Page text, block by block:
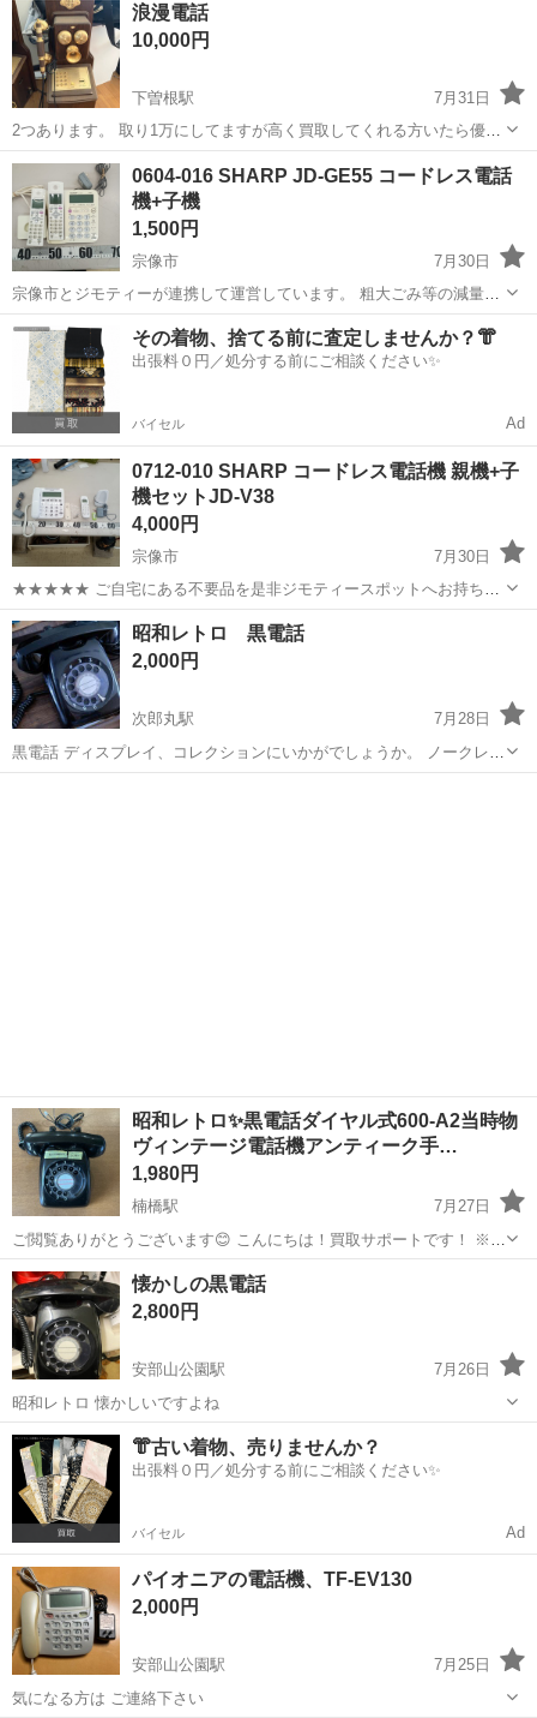
浪漫電話
10,000円
下曽根駅
7月31日
2つあります。 取り1万にしてますが高く買取してくれる方いたら優先
します🙇‍♂️よろしくお願いします🙇‍♀️
福岡 北九州市
0604-016 SHARP JD-GE55 コードレス電話
機+子機
1,500円
宗像市
7月30日
宗像市とジモティーが連携して運営しています。 粗⼤ごみ等の減量を
⽬的に未だ使えるものをリユースしています。 【サイズ】 詳細は現地
でご確認ください 【状態】 ・使用に伴う多少のスレ、キズ、落としき
れ...
福岡 宗像市 電話、ＦＡＸ リユース
その着物、捨てる前に査定しませんか？👘
出張料０円／処分する前にご相談ください✨
バイセル Ad
0712-010 SHARP コードレス電話機 親機+子
機セットJD-V38
4,000円
宗像市
7月30日
★★★★★ ご自宅にある不要品を是非ジモティースポットへお持ち込
みしませんか？ 家電、趣味・スポーツ・レジャー用品、こども用品、
衣料服飾品、生活雑貨、家具、本、CD・DVDなどが無料でまとめて持
ち込めます！ ※詳細はこ...
福岡 宗像市 電話、ＦＡＸ コードレス電話
昭和レトロ 黒電話
2,000円
次郎丸駅
7月28日
黒電話 ディスプレイ、コレクションにいかがでしょうか。 ノークレー
ム・ノーリターンでお願いいたします。 他にもいろいろ出品しており
昭和レトロ✨黒電話ダイヤル式600-A2当時物
ヴィンテージ電話機アンティーク手…
1,980円
楠橋駅
7月27日
ご閲覧ありがとうございます😊 こんにちは！買取サポートです！ ※プ
ロフィールは必ずご一読下さいませ。 黒電話 ￥1,980-(税込) ＊動作未
福岡 北九州市 楠橋駅 電話、ＦＡＸ
懐かしの黒電話
2,800円
安部山公園駅
7月26日
昭和レトロ 懐かしいですよね
福岡 北九州市 安部山公園駅 電話、ＦＡＸ
👘古い着物、売りませんか？
出張料０円／処分する前にご相談ください✨
バイセル Ad
パイオニアの電話機、TF-EV130
2,000円
安部山公園駅
7月25日
気になる方は ご連絡下さい